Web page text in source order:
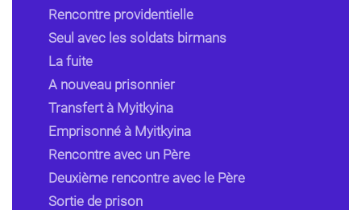
Rencontre providentielle
Seul avec les soldats birmans
La fuite
A nouveau prisonnier
Transfert à Myitkyina
Emprisonné à Myitkyina
Rencontre avec un Père
Deuxième rencontre avec le Père
Sortie de prison